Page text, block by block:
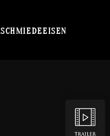
SCHMIEDEEISEN